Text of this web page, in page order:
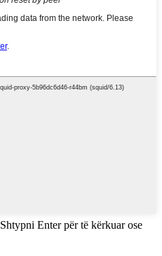
Shtypni Enter për të kërkuar ose